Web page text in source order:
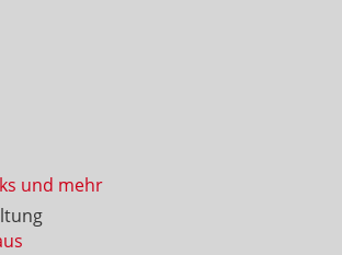
und mehr